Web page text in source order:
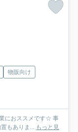
物販向け
におススメです☆ 事
もありま... もっと見